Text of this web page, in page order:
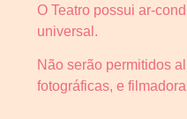
O Teatro possui ar-
universal.
Não serão permitidos
fotográficas, e